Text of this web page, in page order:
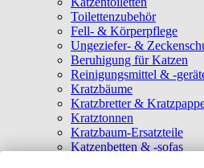
Toilettenzubehör
Fell- & Körperpflege
Ungeziefer- &
Beruhigung für Katzen
Reinigungsmittel & -
Kratzbäume
Kratzbretter &
Kratztonnen
Kratzbaum-Ersatzteile
Katzenbetten & -sofas